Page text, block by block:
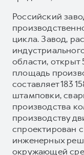
Российский
цикла. Завод,
области, открыт
площадь
составляет 183
штамповки,
производства
производству
спроектирован
инженерных
окружающей